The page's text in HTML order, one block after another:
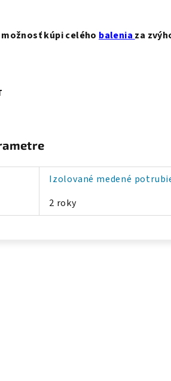
kúpi celého baleniaza
Izolované medené
2 roky